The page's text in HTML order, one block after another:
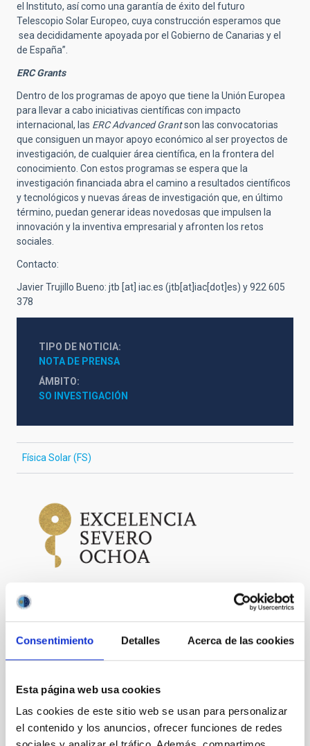
Consentimiento Detalles Acerca de las cookies
Esta página web usa cookies
Las cookies de este sitio web se usan para personalizar
el contenido y los anuncios, ofrecer funciones de redes
el Instituto, así como una garantía de éxito del futuro
Telescopio Solar Europeo, cuya construcción esperamos que
sea decididamente apoyada por el Gobierno de Canarias y el
de España”.
ERC Grants
Dentro de los programas de apoyo que tiene la Unión Europea
para llevar a cabo iniciativas científicas con impacto
internacional, las ERC Advanced Grantson las convocatorias
que consiguen un mayor apoyo económico al ser proyectos de
investigación, de cualquier área científica, en la frontera del
conocimiento. Con estos programas se espera que la
investigación financiada abra el camino a resultados científicos
y tecnológicos y nuevas áreas de investigación que, en último
término, puedan generar ideas novedosas que impulsen la
innovación y la inventiva empresarial y afronten los retos
sociales.
Contacto:
Javier Trujillo Bueno: jtb [at] iac.es (jtb[at]iac[dot]es) y922 605
378
TIPO DE NOTICIA
NOTA DE PRENSA
ÁMBITO
SO INVESTIGACIÓN
Física Solar (FS)
Otras noticias relacionadas
NOTA DE PRENSA
CosmoLab acerca la astronomía a más de
3.000 estudiantes de Tenerife y cierra el